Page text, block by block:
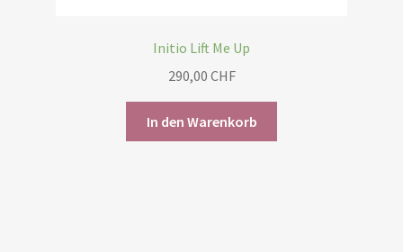
Initio Lift Me Up
290,00 CHF
In den Warenkorb